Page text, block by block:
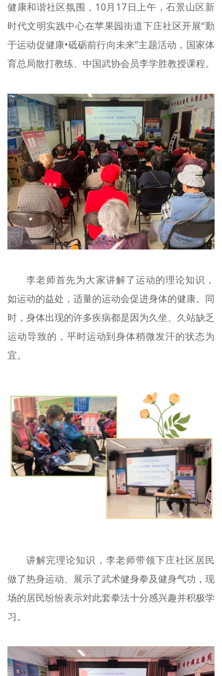
健康和谐社区氛围，10月17日上午，石景山区新
时代文明实践中心在苹果园街道下庄社区开展“勤
于运动促健康•砥砺前行向未来”主题活动，国家体
育总局散打教练、中国武协会员李学胜教授课程。
李老师首先为大家讲解了运动的理论知识，
如运动的益处，适量的运动会促进身体的健康。同
时，身体出现的许多疾病都是因为久坐、久站缺乏
运动导致的，平时运动到身体稍微发汗的状态为
宜。
讲解完理论知识，李老师带领下庄社区居民
做了热身运动、展示了武术健身拳及健身气功，现
场的居民纷纷表示对此套拳法十分感兴趣并积极学
习。